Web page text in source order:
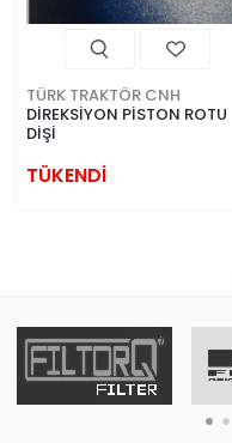
TÜRK TRAKTÖR CNH
DİREKSİYON PİSTON ROTU
DİŞİ
TÜKENDİ